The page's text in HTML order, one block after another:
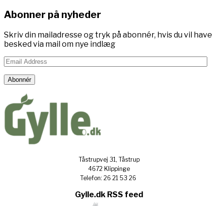
Abonner på nyheder
Skriv din mailadresse og tryk på abonnér, hvis du vil have
besked via mail om nye indlæg
Email
Abonnér
Tåstrupvej 31, Tåstrup
4672 Klippinge
Telefon: 26 21 53 26
Gylle.dk RSS feed